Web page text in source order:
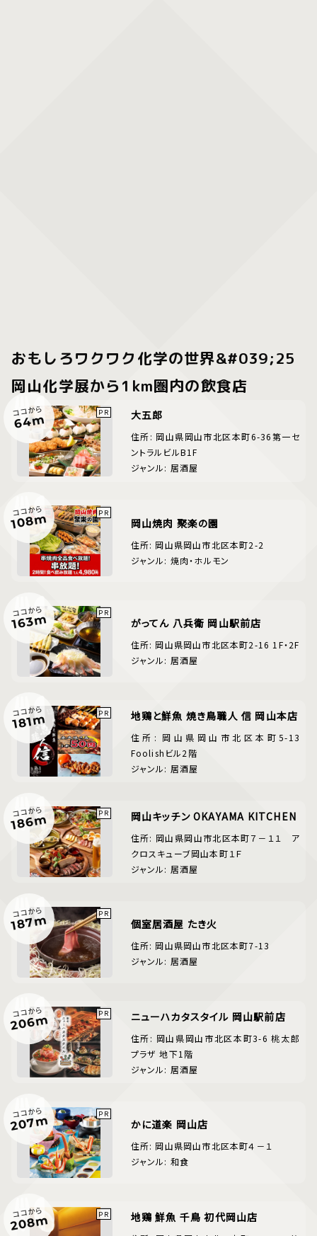
おもしろワクワク化学の世界&#039;25
岡山化学展から1km圏内の飲食店
ココから
64m 大五郎
住所: 岡山県岡山市北区本町6-36第一セ
ントラルビルB1F
ジャンル: 居酒屋
ココから
108m 岡山焼肉 聚楽の園
住所: 岡山県岡山市北区本町2-2
ジャンル: 焼肉・ホルモン
ココから
163m がってん 八兵衛 岡山駅前店
住所: 岡山県岡山市北区本町2-16 1F・2F
ジャンル: 居酒屋
ココから
181m 地鶏と鮮魚 焼き鳥職人 信 岡山本店
住所: 岡山県岡山市北区本町5-13
Foolishビル2階
ジャンル: 居酒屋
ココから
186m 岡山キッチン OKAYAMA KITCHEN
住所: 岡山県岡山市北区本町７－１１ ア
クロスキューブ岡山本町１Ｆ
ジャンル: 居酒屋
ココから
187m 個室居酒屋 たき火
住所: 岡山県岡山市北区本町7-13
ジャンル: 居酒屋
ココから
206m ニューハカタスタイル 岡山駅前店
住所: 岡山県岡山市北区本町3-6 桃太郎
プラザ 地下1階
ジャンル: 居酒屋
ココから
207m かに道楽 岡山店
住所: 岡山県岡山市北区本町４－１
ジャンル: 和食
ココから
208m 地鶏 鮮魚 千鳥 初代岡山店